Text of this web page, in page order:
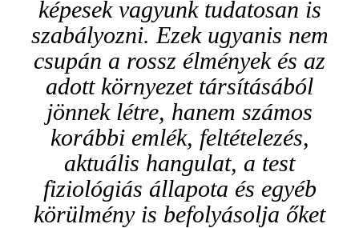
képesek vagyunk tudatosan is
szabályozni. Ezek ugyanis nem
csupán a rossz élmények és az
adott környezet társításából
jönnek létre, hanem számos
korábbi emlék, feltételezés,
aktuális hangulat, a test
fiziológiás állapota és egyéb
körülmény is befolyásolja őket